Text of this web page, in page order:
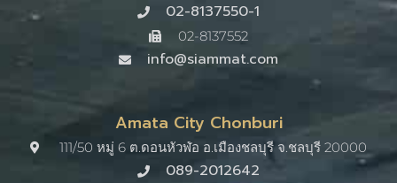
02-8137550-1
02-8137552
info@siammat.com
Amata City Chonburi
111/50 หมู่ 6 ต.ดอนหัวฬ่อ อ.เมืองชลบุรี จ.ชลบุรี 20000​
089-2012642